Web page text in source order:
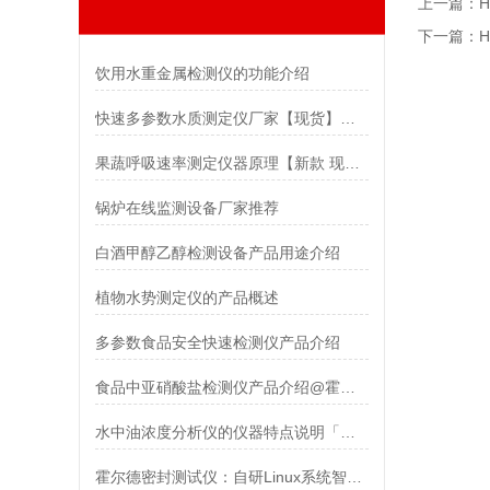
饮用水重金属检测仪的功能介绍
果蔬呼吸速率测定仪器原理【新款 现货】
锅炉在线监测设备厂家推荐
白酒甲醇乙醇检测设备产品用途介绍
植物水势测定仪的产品概述
多参数食品安全快速检测仪产品介绍
食品中亚硝酸盐检测仪产品介绍@霍尔德推荐
下一篇：